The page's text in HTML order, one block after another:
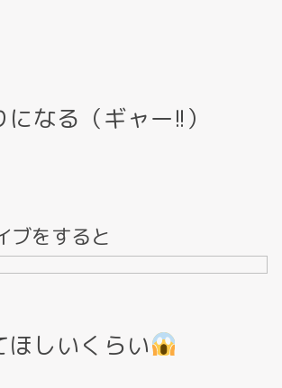
なる（ギャー!!）
ブをすると
ほしいくらい